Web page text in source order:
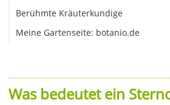
Berühmte Kräuterkundige
Meine Gartenseite: botanio.de
Was bedeutet ein